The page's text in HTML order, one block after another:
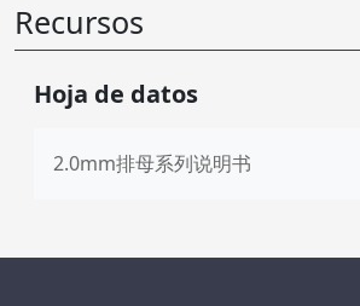
Recursos
Hoja de datos
2.0mm排母系列说明书